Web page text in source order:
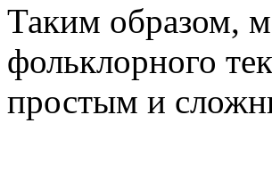
Таким образом,
фольклорного
простым и